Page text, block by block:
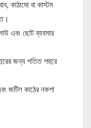
কাঠামো বা কাস্টম
এবং ছোট ব্যবসার
জন্য পতিত শহুরে
জটিল কাঠের নকশা